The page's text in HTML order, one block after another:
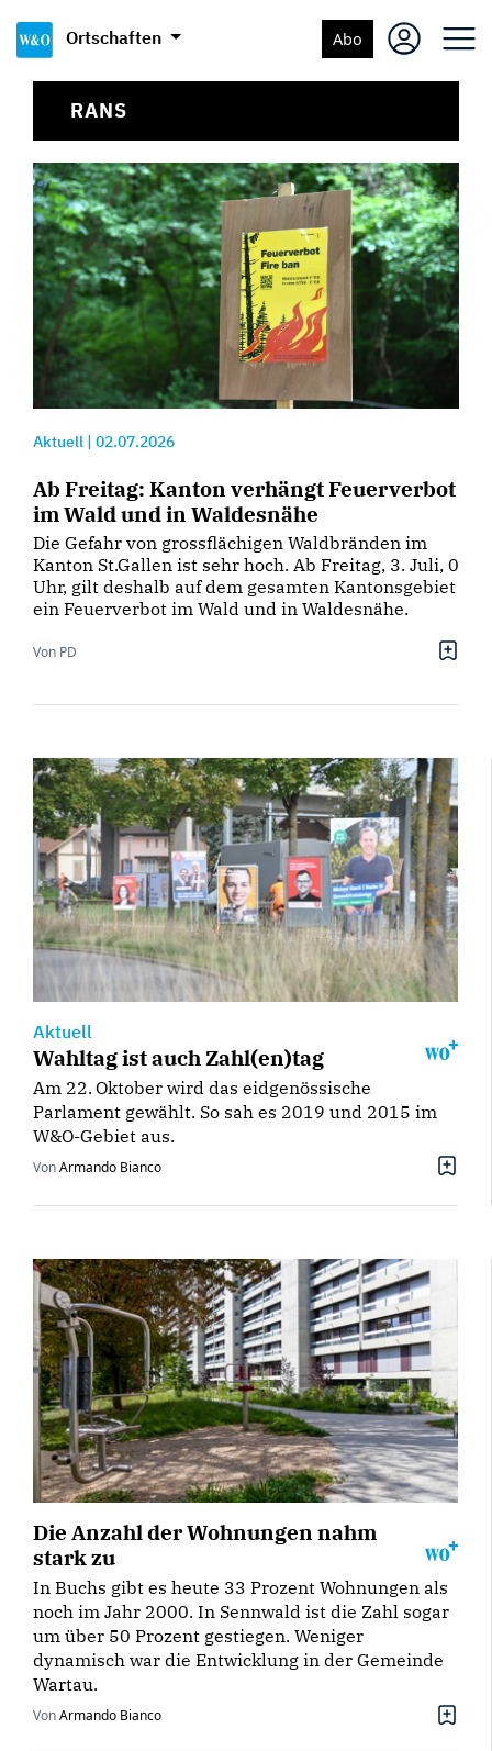
Ortschaften Abo
RANS
Aktuell | 02.07.2026
Ab Freitag: Kanton verhängt Feuerverbot
im Wald und in Waldesnähe
Die Gefahr von grossflächigen Waldbränden im
Kanton St.Gallen ist sehr hoch. Ab Freitag, 3. Juli, 0
Uhr, gilt deshalb auf dem gesamten Kantonsgebiet
ein Feuerverbot im Wald und in Waldesnähe.
Von PD
Aktuell
Wahltag ist auch Zahl(en)tag
Am 22. Oktober wird das eidgenössische
Parlament gewählt. So sah es 2019 und 2015 im
W&O-Gebiet aus.
VonArmando Bianco
Die Anzahl der Wohnungen nahm
stark zu
In Buchs gibt es heute 33 Prozent Wohnungen als
noch im Jahr 2000. In Sennwald ist die Zahl sogar
um über 50 Prozent gestiegen. Weniger
dynamisch war die Entwicklung in der Gemeinde
Wartau.
VonArmando Bianco